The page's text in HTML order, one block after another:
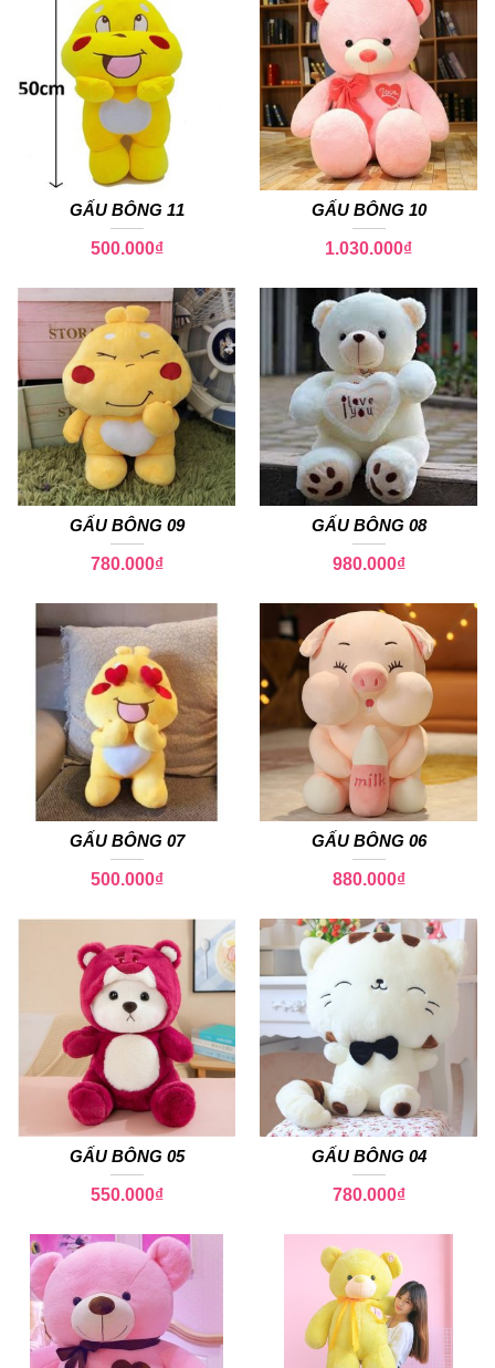
GẤU BÔNG 11
500.000₫
GẤU BÔNG 10
1.030.000₫
GẤU BÔNG 09
780.000₫
GẤU BÔNG 08
980.000₫
GẤU BÔNG 07
500.000₫
GẤU BÔNG 06
880.000₫
GẤU BÔNG 05
550.000₫
GẤU BÔNG 04
780.000₫